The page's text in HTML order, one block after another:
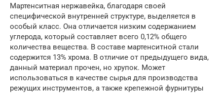
Мартенситная нержавейка, благодаря своей
специфической внутренней структуре, выделяется в
особый класс. Она отличается низким содержанием
углерода, который составляет всего 0,12% общего
количества вещества. В составе мартенситной стали
содержится 13% хрома. В отличие от предыдущего вида,
данный материал прочен, но хрупок. Может
использоваться в качестве сырья для производства
режущих инструментов, а также крепежной фурнитуры